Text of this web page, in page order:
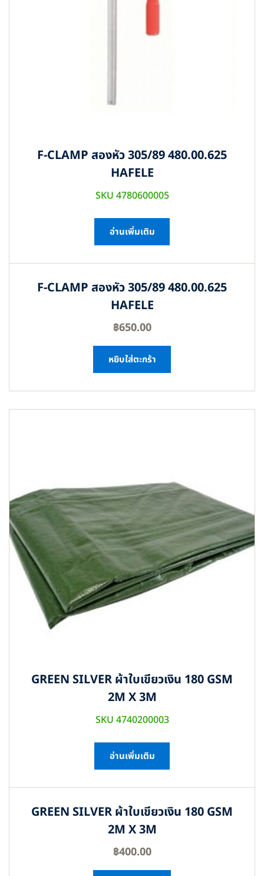
F-CLAMP สองหัว 305/89 480.00.625
HAFELE
SKU 4780600005
อ่านเพิ่มเติม
F-CLAMP สองหัว 305/89 480.00.625
HAFELE
฿650.00
หยิบใส่ตะกร้า
GREEN SILVER ผ้าใบเขียวเงิน 180 GSM
2M X 3M
SKU 4740200003
อ่านเพิ่มเติม
GREEN SILVER ผ้าใบเขียวเงิน 180 GSM
2M X 3M
฿400.00